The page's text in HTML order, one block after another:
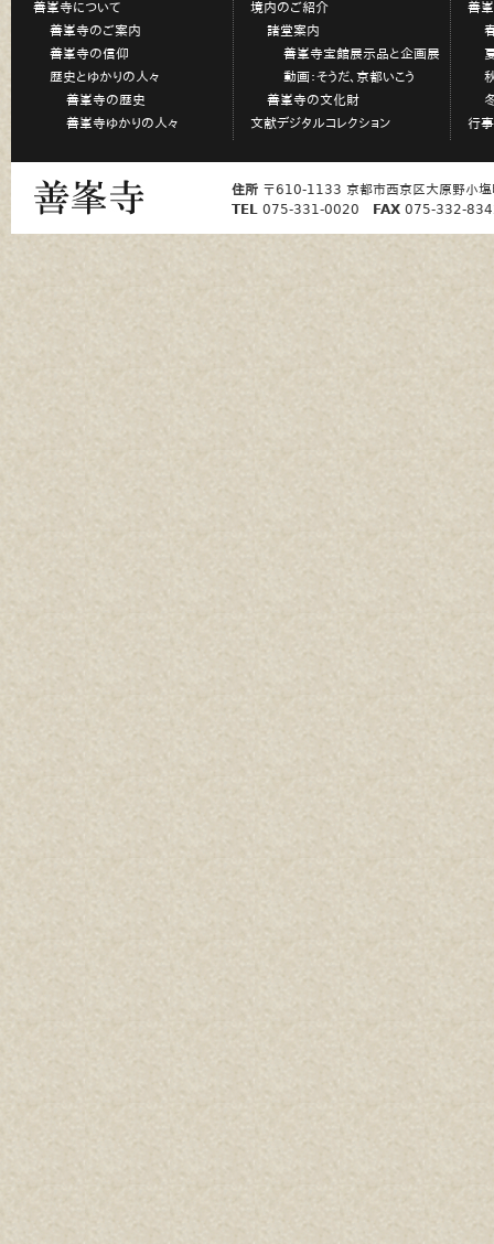
善峯寺について
善峯寺のご案内
善峯寺の信仰
歴史とゆかりの人々
善峯寺の歴史
善峯寺ゆかりの人々
境内のご紹介
諸堂案内
善峯寺宝館展示品と企画展
動画：そうだ、京都いこう
善峯寺の文化財
文献デジタルコレクション
善
行
住所 〒610-1133 京都市西京区大原野小
TEL 075-331-0020 FAX 075-332-